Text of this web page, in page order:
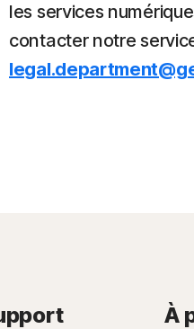
les services
contacter notre
À